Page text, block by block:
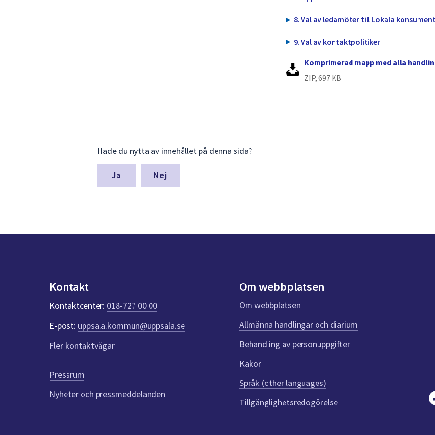
8. Val av ledamöter till Lokala
9. Val av kontaktpolitiker
Komprimerad mapp med alla
ZIP, 697 KB
synpunkter
för
denna
Hade du nytta av innehållet på denna sida?
Nej
Kontakt
Kontaktcenter: 018-727 00 00
E-post: uppsala.kommun@uppsala.se
Fler kontaktvägar
Pressrum
Nyheter och pressmeddelanden
Om webbplatsen
Om webbplatsen
Allmänna handlingar och diarium
Behandling av personuppgifter
Kakor
Språk (other languages)
Tillgänglighetsredogörelse